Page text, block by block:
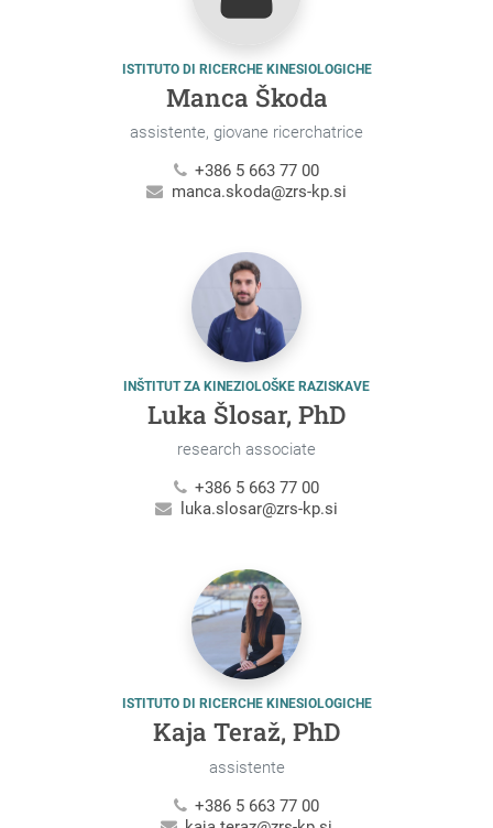
ISTITUTO DI RICERCHE KINESIOLOGICHE
Manca Škoda
assistente, giovane ricerchatrice
+386 5 663 77 00
manca.skoda@zrs-kp.si
INŠTITUT ZA KINEZIOLOŠKE RAZISKAVE
Luka Šlosar, PhD
research associate
+386 5 663 77 00
luka.slosar@zrs-kp.si
ISTITUTO DI RICERCHE KINESIOLOGICHE
Kaja Teraž, PhD
assistente
+386 5 663 77 00